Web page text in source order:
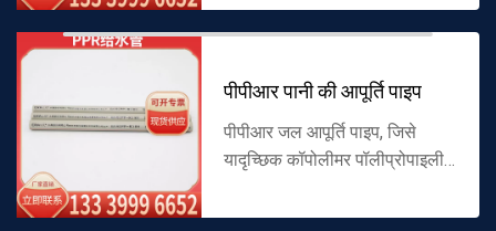
पीपीआर पानी की आपूर्ति पाइप
पीपीआर जल आपूर्ति पाइप, जिसे
यादृच्छिक कॉपोलीमर पॉलीप्रोपाइलीन
जाता है, पीने के पानी के परिवहन के